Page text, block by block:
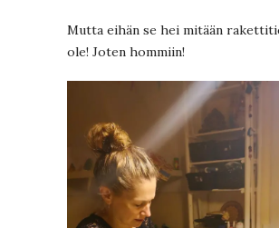
Mutta eihän se hei mitään
ole! Joten hommiin!